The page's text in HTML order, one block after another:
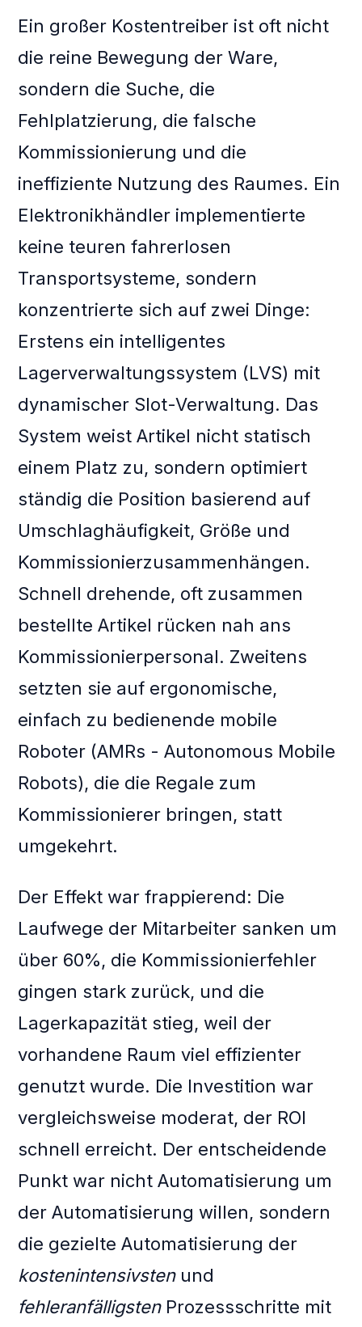
Ein großer Kostentreiber ist oft nicht
die reine Bewegung der Ware,
sondern die Suche, die
Fehlplatzierung, die falsche
Kommissionierung und die
ineffiziente Nutzung des Raumes. Ein
Elektronikhändler implementierte
keine teuren fahrerlosen
Transportsysteme, sondern
konzentrierte sich auf zwei Dinge:
Erstens ein intelligentes
Lagerverwaltungssystem (LVS) mit
dynamischer Slot-Verwaltung. Das
System weist Artikel nicht statisch
einem Platz zu, sondern optimiert
ständig die Position basierend auf
Umschlaghäufigkeit, Größe und
Kommissionierzusammenhängen.
Schnell drehende, oft zusammen
bestellte Artikel rücken nah ans
Kommissionierpersonal. Zweitens
setzten sie auf ergonomische,
einfach zu bedienende mobile
Roboter (AMRs - Autonomous Mobile
Robots), die die Regale zum
Kommissionierer bringen, statt
umgekehrt.
Der Effekt war frappierend: Die
Laufwege der Mitarbeiter sanken um
über 60%, die Kommissionierfehler
gingen stark zurück, und die
Lagerkapazität stieg, weil der
vorhandene Raum viel effizienter
genutzt wurde. Die Investition war
vergleichsweise moderat, der ROI
schnell erreicht. Der entscheidende
Punkt war nicht Automatisierung um
der Automatisierung willen, sondern
die gezielte Automatisierung der
kostenintensivstenund
fehleranfälligstenProzessschritte mit